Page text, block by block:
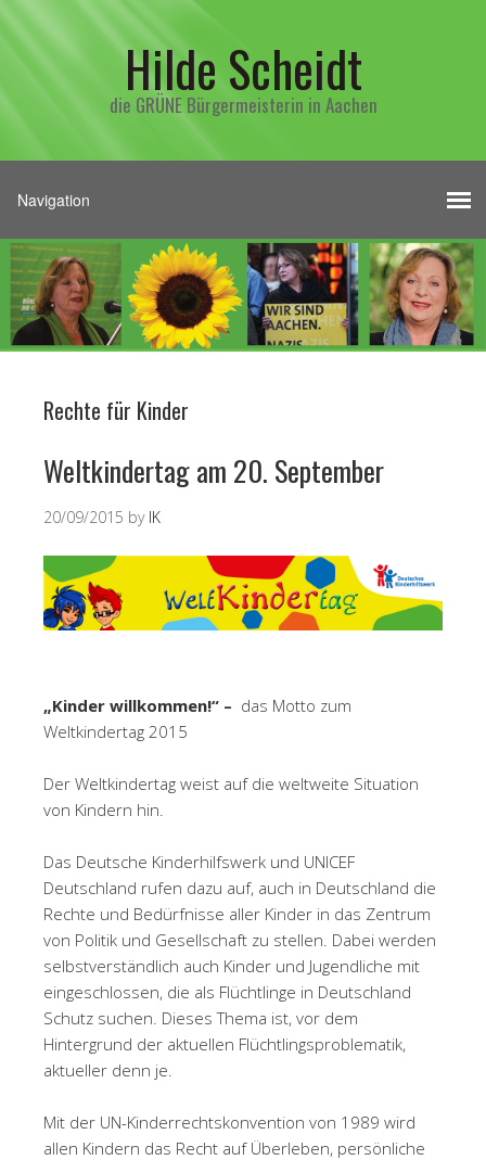
Hilde Scheidt
die GRÜNE Bürgermeisterin in Aachen
Rechte für Kinder
Weltkindertag am 20. September
20/09/2015 by IK
„Kinder willkommen!“ – das Motto zum
Weltkindertag 2015
Der Weltkindertag weist auf die weltweite Situation
von Kindern hin.
Das Deutsche Kinderhilfswerk und UNICEF
Deutschland rufen dazu auf, auch in Deutschland die
Rechte und Bedürfnisse aller Kinder in das Zentrum
von Politik und Gesellschaft zu stellen. Dabei werden
selbstverständlich auch Kinder und Jugendliche mit
eingeschlossen, die als Flüchtlinge in Deutschland
Schutz suchen. Dieses Thema ist, vor dem
Hintergrund der aktuellen Flüchtlingsproblematik,
aktueller denn je.
Mit der UN-Kinderrechtskonvention von 1989 wird
allen Kindern das Recht auf Überleben, persönliche